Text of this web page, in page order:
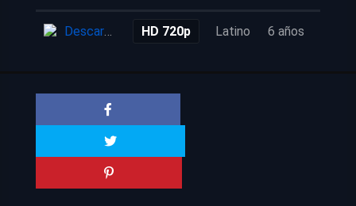
Descarga HD 720p Latino 6 años